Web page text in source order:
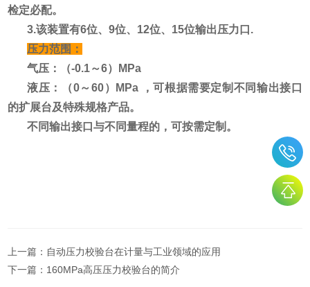
检定必配。
3.该装置有6位、9位、12位、15位输出压力口.
压力范围：
气压：（-0.1～6）MPa
液压 ：（0～60）MPa ，可根据需要定制不同输出接口
的扩展台及特殊规格产品。
不同输出接口与不同量程的，可按需定制。
上一篇： 自动压力校验台在计量与工业领域的应用
下一篇： 160MPa高压压力校验台的简介